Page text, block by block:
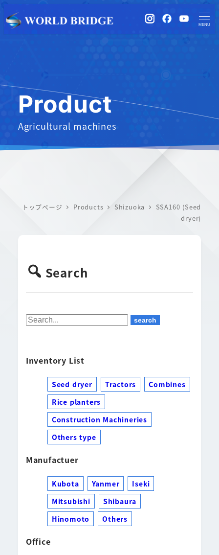
instagramFacebook
MENU
Product
Agricultural machines
トップページ Products Shizuoka
SSA160 (Seed
dryer)
Search
Inventory List
Seed dryer Tractors
Combines
Rice planters
Construction Machineries
Others type
Manufactuer
Kubota Yanmer
Iseki
Mitsubishi
Shibaura
Hinomoto
Others
Office